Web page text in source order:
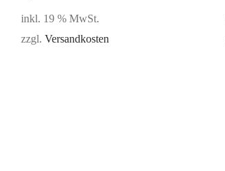
inkl. 19 % MwSt.
zzgl. Versandkosten